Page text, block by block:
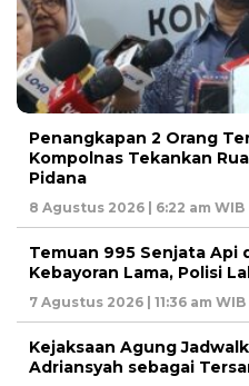
Penangkapan 2 Orang
Kompolnas Tekankan
Pidana
8 Agustus 2026 | 6:22 am WIB
Temuan 995 Senjata Api
Kebayoran Lama, Polisi
7 Agustus 2026 | 11:36 am WIB
Kejaksaan Agung
Adriansyah sebagai